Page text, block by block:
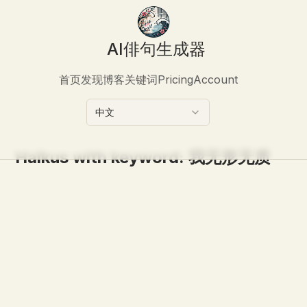
AI俳句生成器
首页发现博客关键词PricingAccount
中文
Haikus with keyword:我无形无质